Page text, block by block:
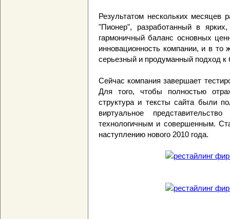
Результатом нескольких
"Пионер", разработанный в
гармоничный баланс основных
инновационность компании, и в то
серьезный и продуманный подход к
Сейчас компания завершает
Для того, чтобы полностью
структура и тексты сайта были
виртуальное
технологичным и совершенным.
наступлению нового 2010 года.